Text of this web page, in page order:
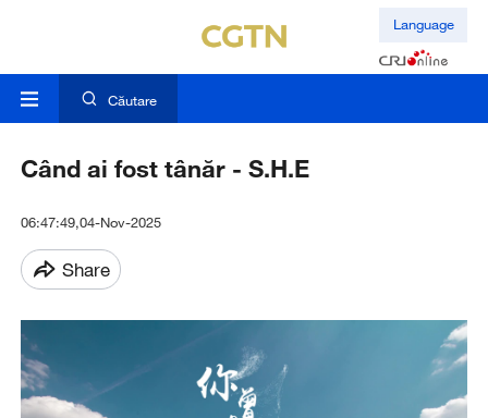
Language
Căutare
Când ai fost tânăr - S.H.E
06:47:49,04-Nov-2025
Share